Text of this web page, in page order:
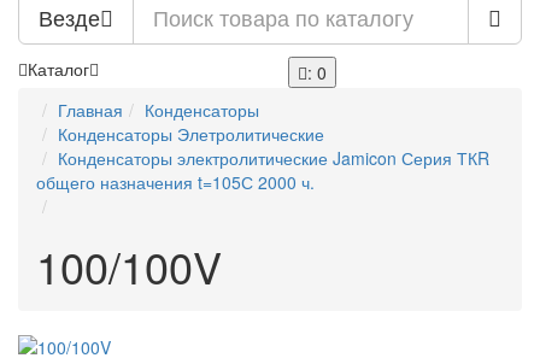
Везде
Каталог
: 0
Главная
Конденсаторы
Конденсаторы Элетролитические
Конденсаторы электролитические Jamicon Серия ТКR
общего назначения t=105С 2000 ч.
100/100V